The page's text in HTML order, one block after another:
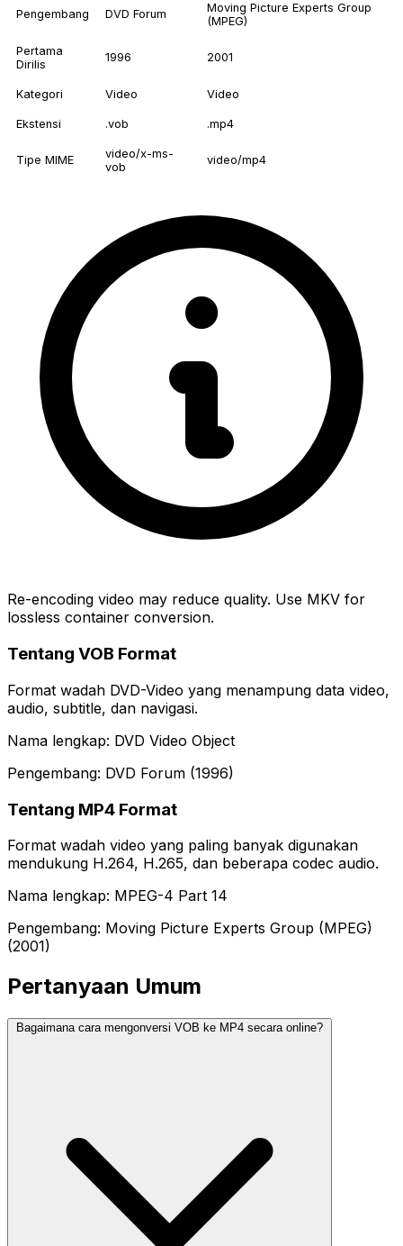
Pengembang DVD Forum
Moving Picture Experts Group
(MPEG)
Pertama
Dirilis
1996 2001
Kategori Video Video
Ekstensi .vob .mp4
Tipe MIME
video/x-ms-
vob
video/mp4
Re-encoding video may reduce quality. Use MKV for
lossless container conversion.
Tentang VOB Format
Format wadah DVD-Video yang menampung data video,
audio, subtitle, dan navigasi.
Nama lengkap: DVD Video Object
Pengembang: DVD Forum (1996)
Tentang MP4 Format
Format wadah video yang paling banyak digunakan
mendukung H.264, H.265, dan beberapa codec audio.
Nama lengkap: MPEG-4 Part 14
Pengembang: Moving Picture Experts Group (MPEG)
(2001)
Pertanyaan Umum
Bagaimana cara mengonversi VOB ke MP4 secara online?